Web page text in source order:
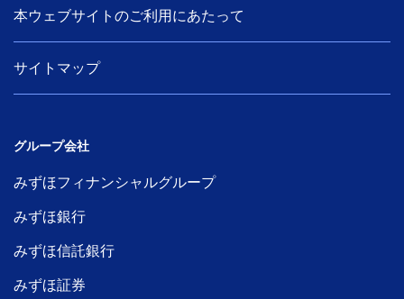
本ウェブサイトのご利用にあたって
サイトマップ
グループ会社
みずほフィナンシャルグループ
みずほ銀行
みずほ信託銀行
みずほ証券